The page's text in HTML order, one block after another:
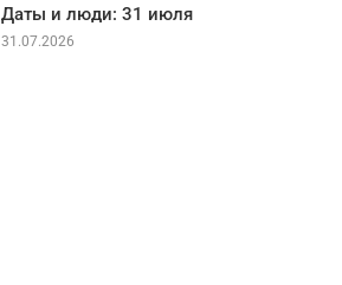
Даты и люди: 31 июля
31.07.2026